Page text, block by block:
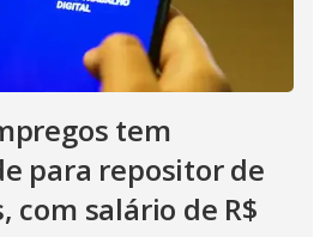
tem
para repositor de
com salário de R$